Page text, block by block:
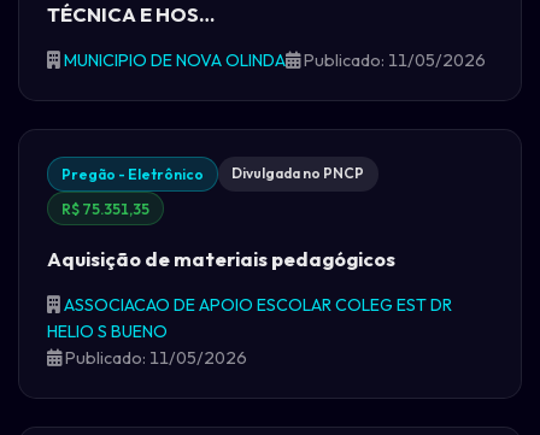
TÉCNICA E HOS…
MUNICIPIO DE NOVA OLINDA Publicado: 11/05/2026
Pregão - Eletrônico
Divulgada no PNCP
R$ 75.351,35
Aquisição de materiais pedagógicos
ASSOCIACAO DE APOIO ESCOLAR COLEG EST DR
HELIO S BUENO
Publicado: 11/05/2026